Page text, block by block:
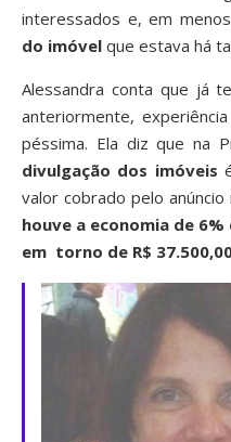
interessados e, em
do imóvel que estava há
Alessandra conta que já
anteriormente,
péssima. Ela diz que na
divulgação dos imóveis
valor cobrado pelo
houve a economia de
em torno de R$